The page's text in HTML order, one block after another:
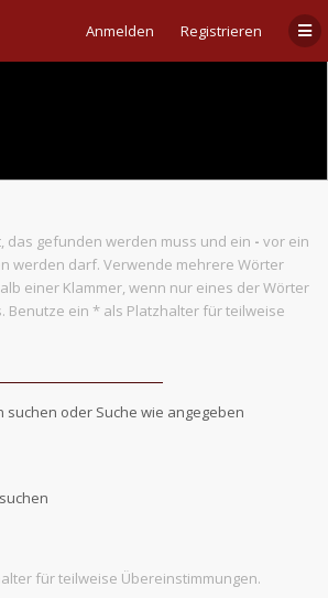
Anmelden Registrieren
das gefunden werden muss und ein - vor ein
werden darf. Verwende mehrere Wörter
einer Klammer, wenn nur eines der Wörter
Benutze ein * als Platzhalter für teilweise
suchen oder Suche wie angegeben
für teilweise Übereinstimmungen.